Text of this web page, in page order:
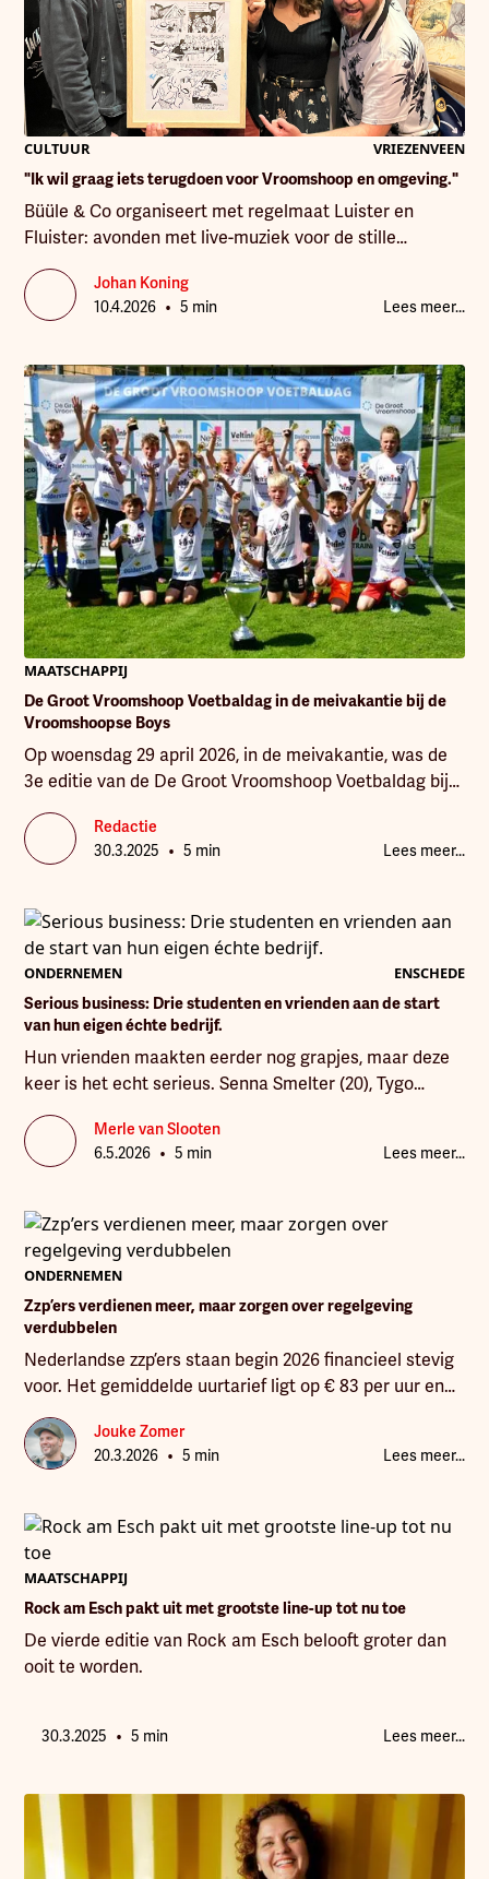
CULTUUR
VRIEZENVEEN
"Ik wil graag iets terugdoen voor Vroomshoop en omgeving."
Büüle & Co organiseert met regelmaat Luister en
Fluister: avonden met live-muziek voor de stille
genieter. Op 3 april stond folkrockband South for
Winter uit Nieuw-Zeeland op het podium in De
Smeltschuur in Vriezenveen. Bij elke editie hoort ook
wisselende maker. Deze keer lag die rol bij Mike Jimmy
de Bruin van Faeries and Ents.
Johan Koning
10.4.2026 • 5 min Lees meer...
MAATSCHAPPIJ
De Groot Vroomshoop Voetbaldag in de meivakantie bij de
Vroomshoopse Boys
Op woensdag 29 april 2026, in de meivakantie, was de
3e editie van de De Groot Vroomshoop Voetbaldag bij
de Vroomshoopse Boys, voor jongens en meisjes in en
om de gemeente Twenterand tussen 6 en 14 jaar.
Redactie
30.3.2025 • 5 min Lees meer...
ONDERNEMEN
ENSCHEDE
Serious business: Drie studenten en vrienden aan de start
van hun eigen échte bedrijf.
Hun vrienden maakten eerder nog grapjes, maar deze
keer is het echt serieus. Senna Smelter (20), Tygo
Hardy (19) en Tim Leppink (19) zijn al vrienden sinds de
middelbare school en hebben sinds kort samen een
bedrijf: Hubble. De Enschedese jongens studeren aan
het echte ondernemerschap. En dat doen ze met een
bedrijf dat er volgens henzelf nog niet is.
Merle van Slooten
6.5.2026 • 5 min Lees meer...
ONDERNEMEN
Zzp’ers verdienen meer, maar zorgen over regelgeving
verdubbelen
Nederlandse zzp’ers staan begin 2026 financieel stevig
voor. Het gemiddelde uurtarief ligt op € 83 per uur en
de gemiddelde winst stijgt naar € 61.570.
Jouke Zomer
20.3.2026 • 5 min Lees meer...
MAATSCHAPPIJ
Rock am Esch pakt uit met grootste line-up tot nu toe
De vierde editie van Rock am Esch belooft groter dan
ooit te worden.
30.3.2025 • 5 min Lees meer...